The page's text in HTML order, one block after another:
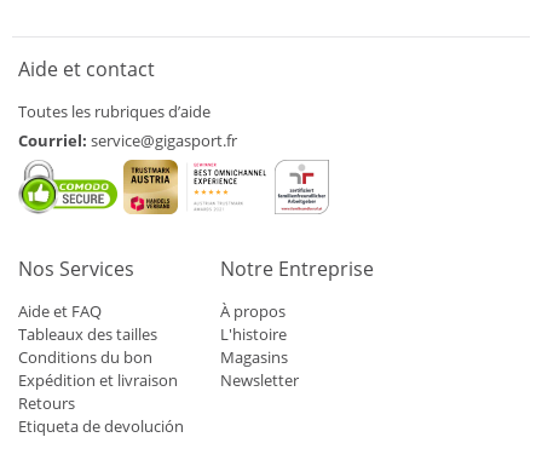
Aide et contact
Toutes les rubriques d’aide
Courriel: service@gigasport.fr
Nos Services
Aide et FAQ
Tableaux des tailles
Conditions du bon
Expédition et livraison
Retours
Etiqueta de devolución
Notre Entreprise
À propos
L'histoire
Magasins
Newsletter